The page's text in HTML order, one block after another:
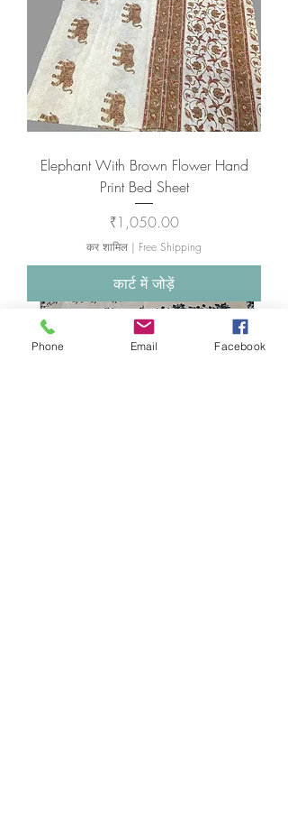
Elephant With Brown Flower Hand
Print Bed Sheet
मूल्य
₹1,050.00
कर शामिल | Free Shipping
कार्ट में जोड़ें
Phone Email Facebook